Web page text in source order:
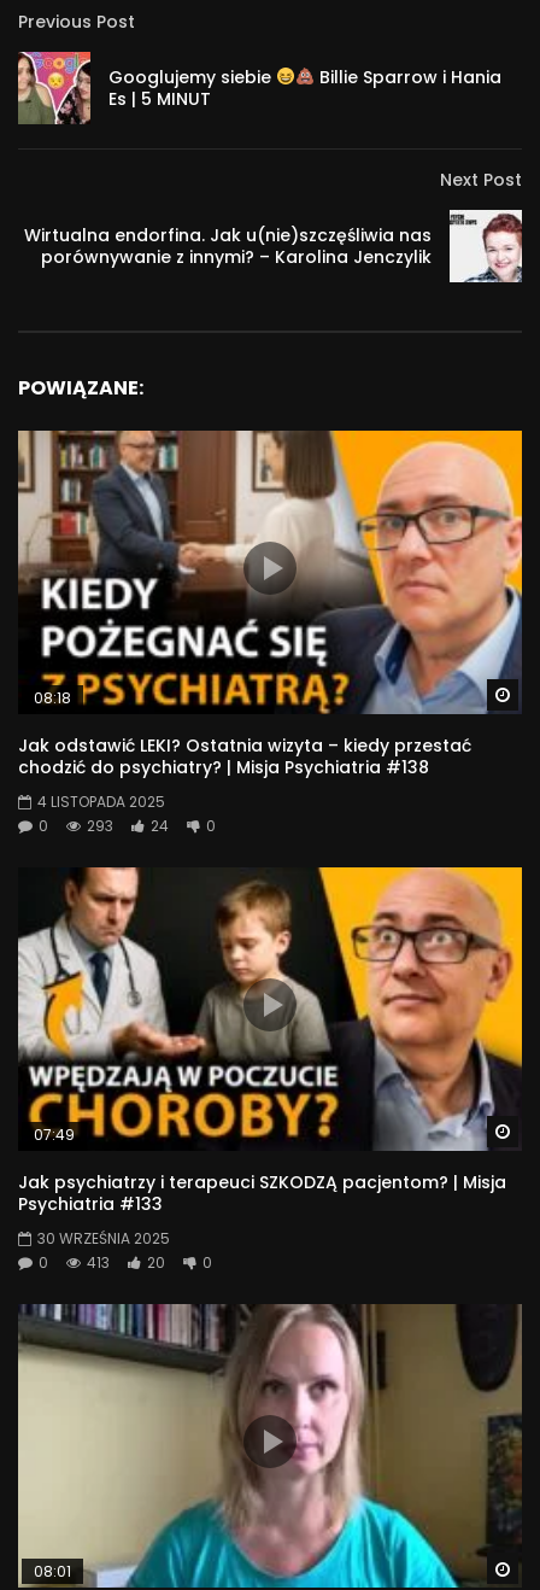
Previous Post
Googlujemy siebie
Billie Sparrow i Hania
Es | 5 MINUT
Next Post
Wirtualna endorfina. Jak u(nie)szczęśliwia nas
porównywanie z innymi? – Karolina Jenczylik
POWIĄZANE:
08:18
Jak odstawić LEKI? Ostatnia wizyta – kiedy przestać
chodzić do psychiatry? | Misja Psychiatria #138
4 LISTOPADA 2025
0
293 24 0
07:49
Jak psychiatrzy i terapeuci SZKODZĄ pacjentom? | Misja
Psychiatria #133
30 WRZEŚNIA 2025
0
413 20 0
08:01